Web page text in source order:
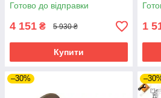
Готово до відправки
4 151 ₴ 5 930 ₴
Купити
1
–30%